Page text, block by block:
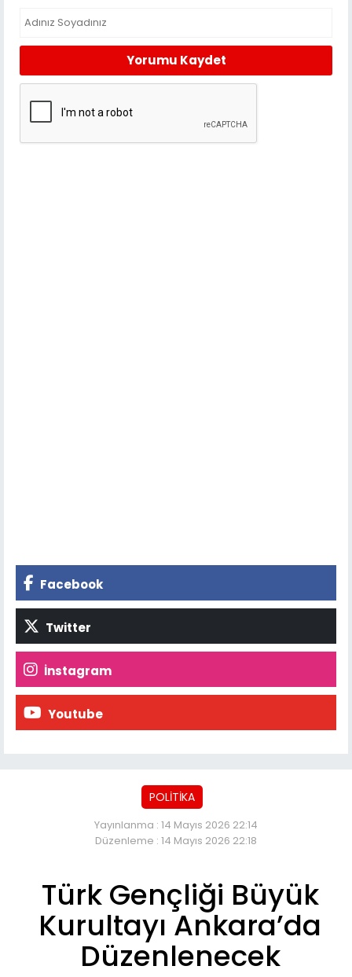
Yorumu Kaydet
Facebook
Twitter
İnstagram
Youtube
POLİTİKA
Yayınlanma : 14 Mayıs 2026 22:14
Düzenleme : 14 Mayıs 2026 22:18
Türk Gençliği Büyük
Kurultayı Ankara’da
Düzenlenecek